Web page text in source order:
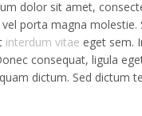
dolor sit amet,
porta magna molestie.
interdum vitae eget sem.
consequat, ligula
dictum. Sed dictum